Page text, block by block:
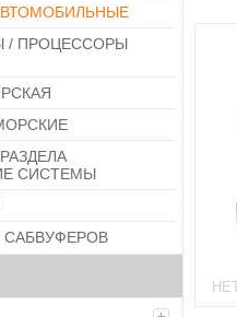
/ ПРОЦЕССОРЫ
СИСТЕМЫ
САБВУФЕРОВ